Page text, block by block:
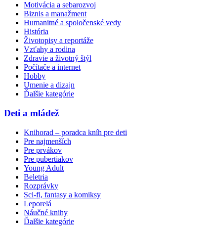
Motivácia a sebarozvoj
Biznis a manažment
Humanitné a spoločenské vedy
História
Životopisy a reportáže
Vzťahy a rodina
Zdravie a životný štýl
Počítače a internet
Hobby
Umenie a dizajn
Ďalšie kategórie
Deti a mládež
Knihorad – poradca kníh pre deti
Pre najmenších
Pre prvákov
Pre pubertiakov
Young Adult
Beletria
Rozprávky
Sci-fi, fantasy a komiksy
Leporelá
Náučné knihy
Ďalšie kategórie